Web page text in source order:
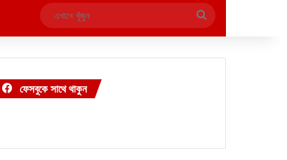
এখানে
খুঁজুন
ফেসবুকে সাথে থাকুন